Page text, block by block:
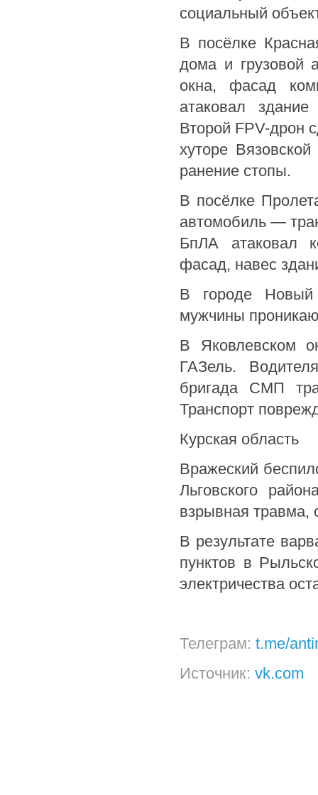
социальный
В посёлке
дома и грузовой
окна, фасад
атаковал
Второй FPV-дрон
хуторе
ранение стопы.
В посёлке
автомобиль —
БпЛА атаковал
фасад, навес
В городе Новый
мужчины
В Яковлевском
ГАЗель.
бригада СМП
Транспорт
Курская область
Вражеский
Льговского
взрывная травма,
В результате
пунктов в
электричества
Телеграм: t.me/
Источник: vk.com